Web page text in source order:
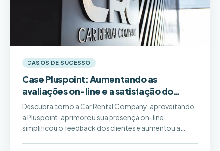
CASOS DE SUCESSO
Case Pluspoint: Aumentando as
avaliações on-line e a satisfação do
cliente na locadora de veículos
Descubra como a Car Rental Company, aproveitando
a Pluspoint, aprimorou sua presença on-line,
simplificou o feedback dos clientes e aumentou a